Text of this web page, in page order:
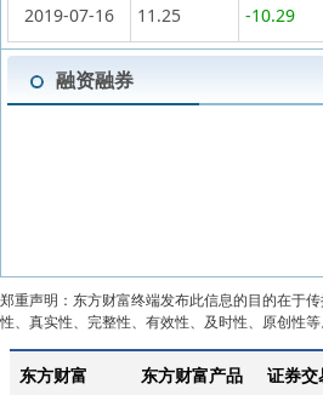
2019-07-16 11.25 -10.29
融资融券
郑重声明：东方财富终端发布此信息的目的在于
性、真实性、完整性、有效性、及时性、原创性